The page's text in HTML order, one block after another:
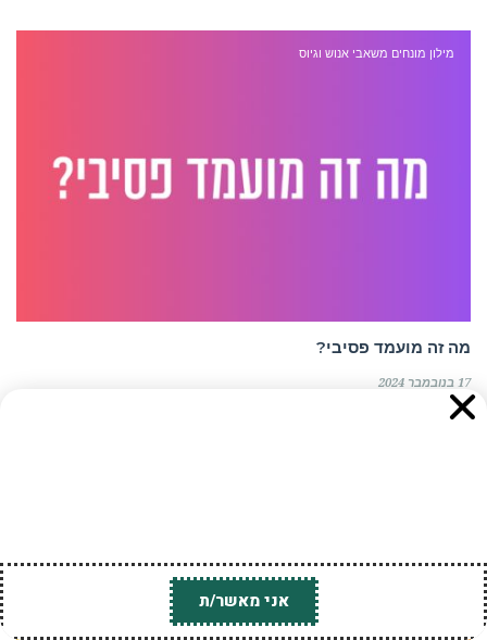
מילון מונחים משאבי אנוש וגיוס
מה זה מועמד פסיבי?
17 בנובמבר 2024
לראש
מדיניות הפרטיות ומדיניות ה-Cookies
אני מאשר/ת